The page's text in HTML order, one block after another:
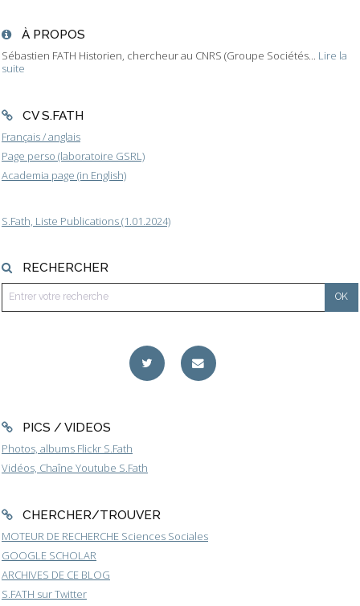
À PROPOS
Sébastien FATH Historien, chercheur au CNRS (Groupe Sociétés... Lire la
suite
CV S.FATH
Français / anglais
Page perso (laboratoire GSRL)
Academia page (in English)
S.Fath, Liste Publications (1.01.2024)
RECHERCHER
PICS / VIDEOS
Photos, albums Flickr S.Fath
Vidéos, Chaîne Youtube S.Fath
CHERCHER/TROUVER
MOTEUR DE RECHERCHE Sciences Sociales
GOOGLE SCHOLAR
ARCHIVES DE CE BLOG
S.FATH sur Twitter